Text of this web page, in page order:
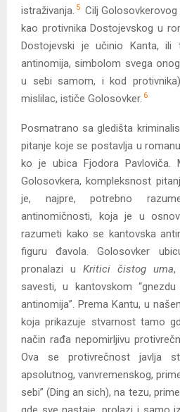
istraživanja. 5 Cilj
kao protivnika Dostojevskog u
Dostojevski je učinio Kanta, ili
antinomija, simbolom svega
u sebi samom, i kod
mislilac, ističe Golosovker. 6
Posmatrano sa gledišta
pitanje koje se postavlja u romanu
ko je ubica Fjodora Pavloviča.
Golosovkera, kompleksnost
je, najpre, potrebno
antinomičnosti, koja je u
razumeti kako se kantovska
figuru đavola. Golosovker
pronalazi u Kritici čistog uma,
savesti, u kantovskom
antinomija”. Prema Kantu, u
koja prikazuje stvarnost tamo
način rađa nepomirljivu
Ova se protivrečnost javlja
apsolutnog, vanvremenskog,
sebi” (Ding an sich), na tezu,